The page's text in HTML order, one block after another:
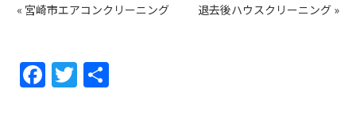
« 宮崎市エアコンクリーニング 退去後ハウスクリーニング »
F T